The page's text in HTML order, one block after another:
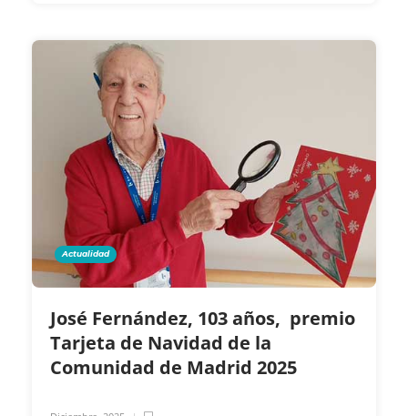
Actualidad
José Fernández, 103 años, premio
Tarjeta de Navidad de la
Comunidad de Madrid 2025